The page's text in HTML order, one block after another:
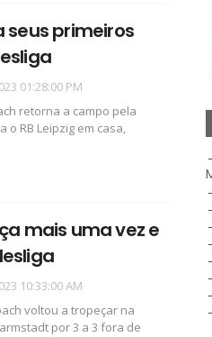
seus primeiros
01:28:00 PM
retorna a campo pela
RB Leipzig em casa,
mais uma vez e
10:33:00 AM
voltou a tropeçar na
por 3 a 3 fora de